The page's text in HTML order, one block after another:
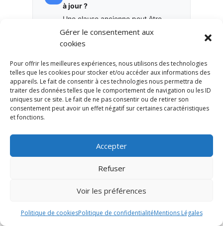
Gérer le consentement aux
cookies
Pour offrir les meilleures expériences, nous utilisons des technologies
telles que les cookies pour stocker et/ou accéder aux informations des
appareils. Le fait de consentir à ces technologies nous permettra de
traiter des données telles que le comportement de navigation ou les ID
uniques sur ce site. Le fait de ne pas consentir ou de retirer son
consentement peut avoir un effet négatif sur certaines caractéristiques
et fonctions.
Accepter
Refuser
Voir les préférences
Politique de cookiesPolitique de confidentialitéMentions Légales
à jour ?
Une clause ancienne peut être
incohérente avec votre situation
familiale actuelle.
Le contrat est-il cohérent avec
votre patrimoine global ?
L’assurance-vie doit être analysée
avec l’épargne, l’immobilier, la
transmission.
une logique de pilotage patrimonial.